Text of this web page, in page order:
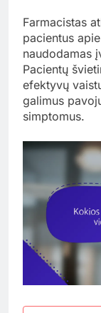
Farmacistas
pacientus
naudodamas
Pacientų
efektyvų
galimus
simptomus.